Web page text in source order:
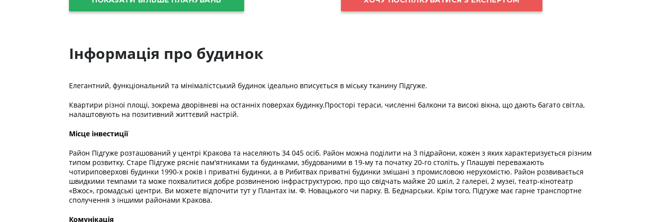
Інформація про будинок
Елегантний, функціональний та мінімалістський будинок ідеально вписується в міську тканину Підгуже.
Квартири різної площі, зокрема дворівневі на останніх поверхах будинку.Просторі тераси, численні балкони та високі вікна, що дають багато світла,
налаштовують на позитивний життєвий настрій.
Місце інвестиції
Район Підгуже розташований у центрі Кракова та населяють 34 045 осіб. Район можна поділити на 3 підрайони, кожен з яких характеризується різним
типом розвитку. Старе Підгуже рясніє пам'ятниками та будинками, збудованими в 19-му та початку 20-го століть, у Плашуві переважають
чотириповерхові будинки 1990-х років і приватні будинки, а в Рибитвах приватні будинки змішані з промисловою нерухомістю. Район розвивається
швидкими темпами та може похвалитися добре розвиненою інфраструктурою, про що свідчать майже 20 шкіл, 2 галереї, 2 музеї, театр-кінотеатр
«Вжос», громадські центри. Ви можете відпочити тут у Плантах ім. Ф. Новацького чи парку. В. Беднарськи. Крім того, Підгуже має гарне транспортне
сполучення з іншими районами Кракова.
Комунікація